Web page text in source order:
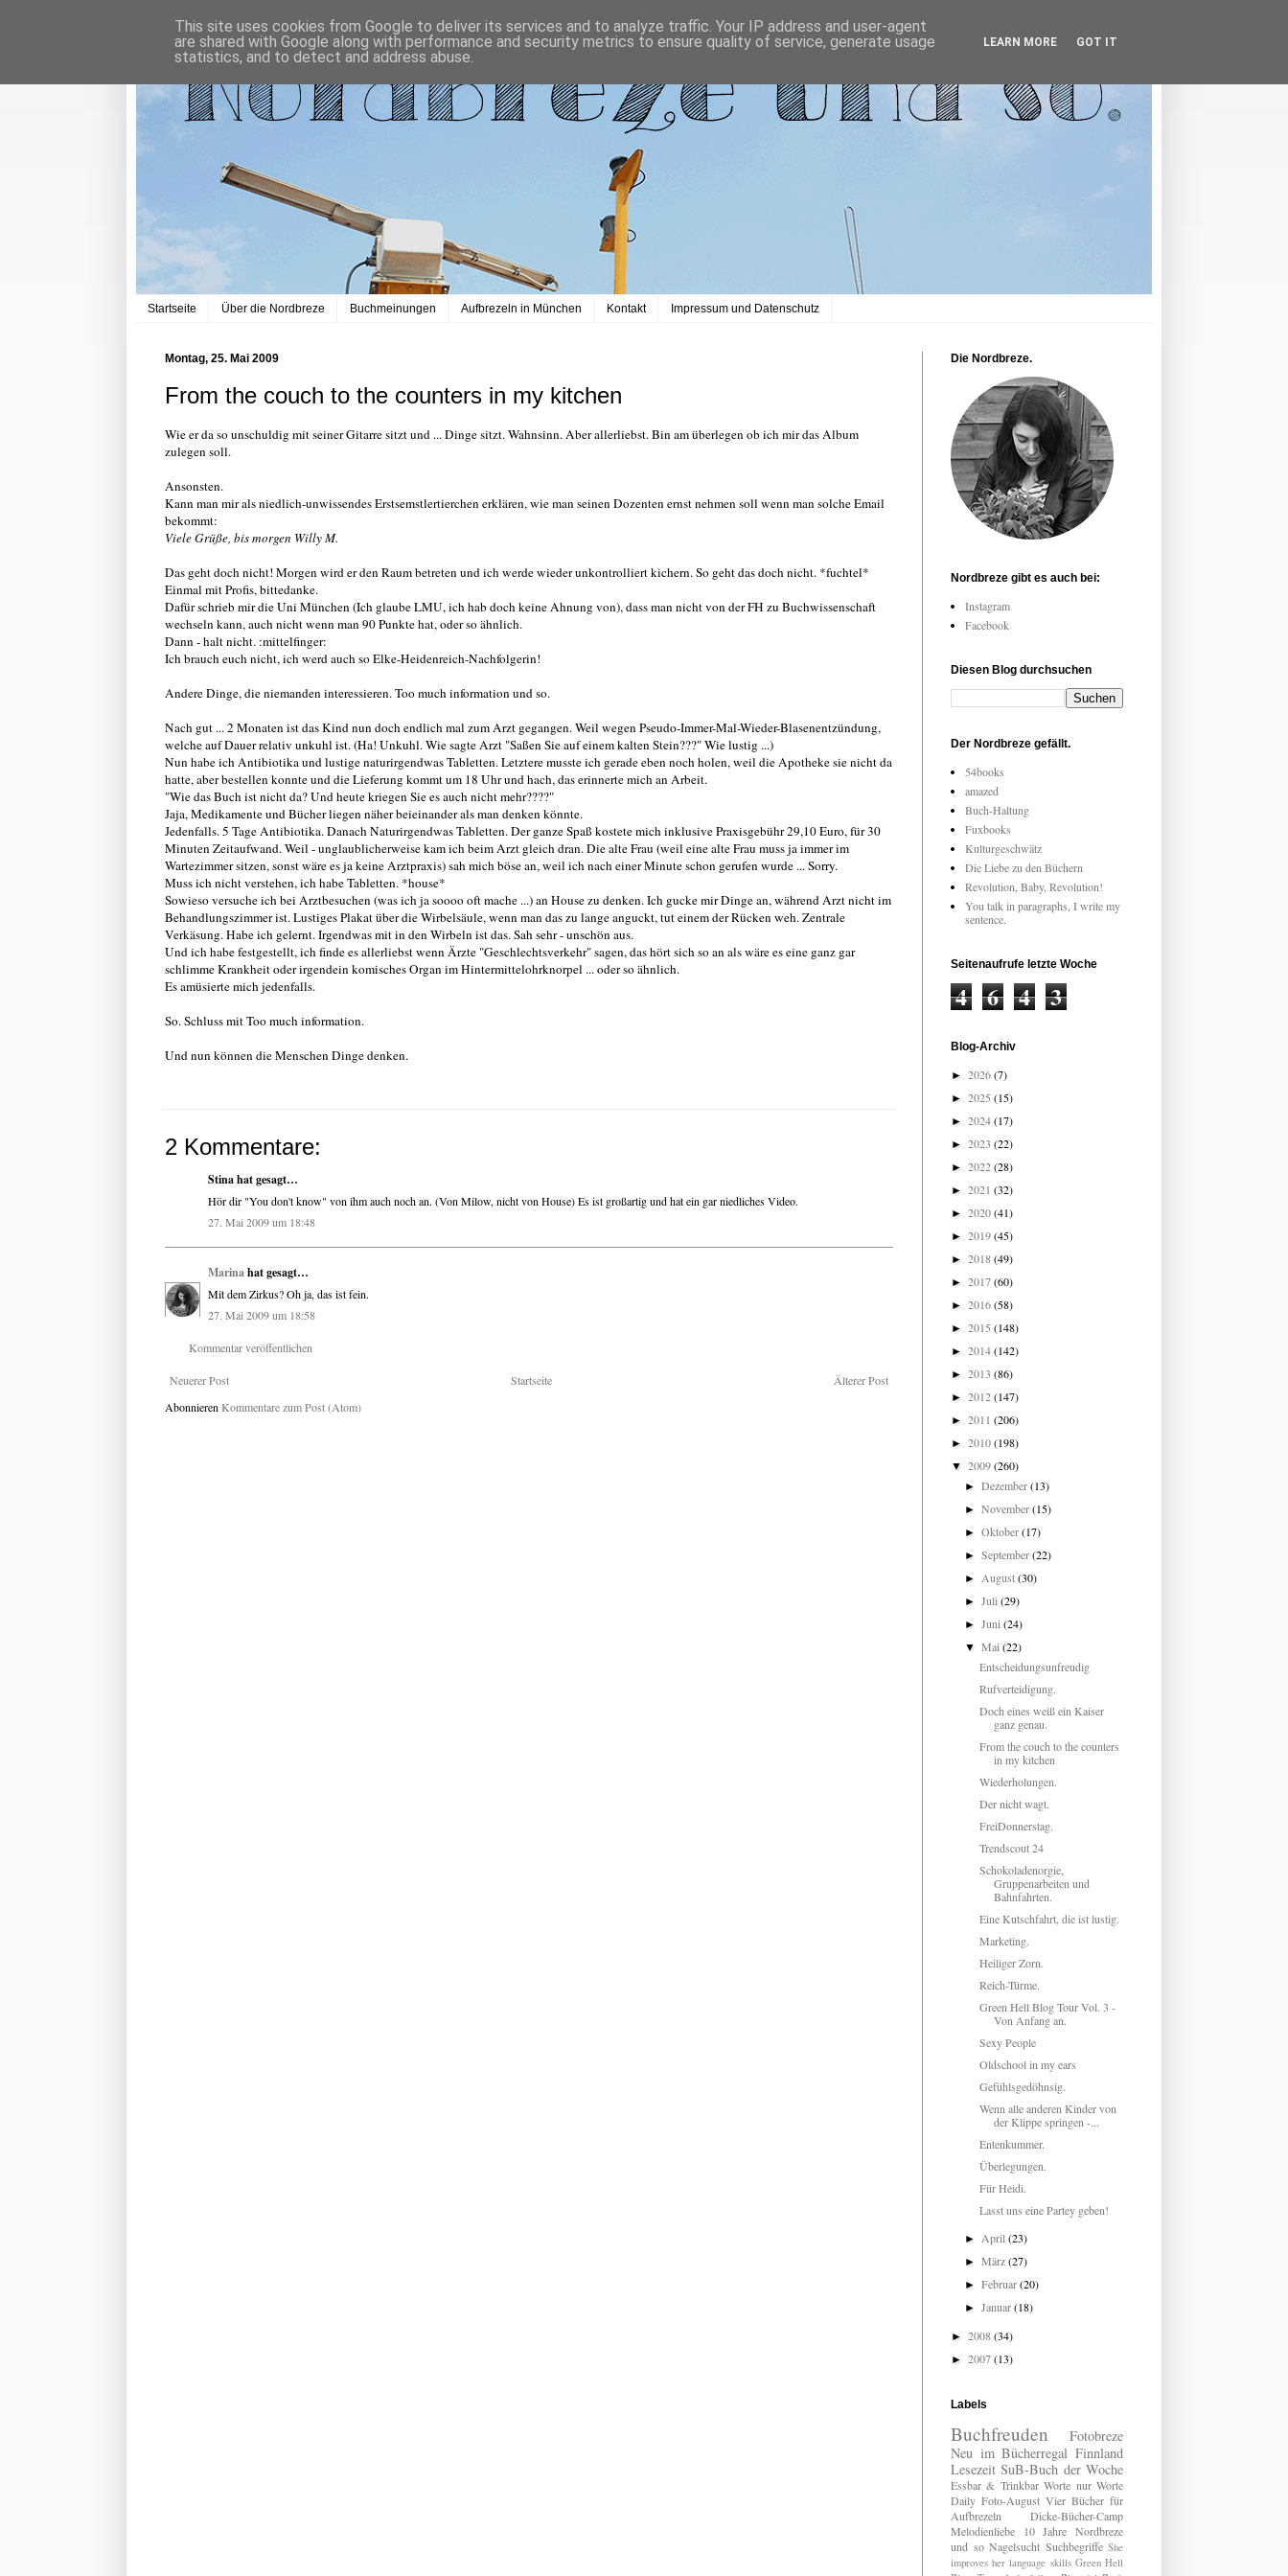
Startseite Über die Nordbreze Buchmeinungen Aufbrezeln in München Kontakt Impressum und Datenschutz
Montag, 25. Mai 2009
From the couch to the counters in my kitchen
Wie er da so unschuldig mit seiner Gitarre sitzt und ... Dinge sitzt. Wahnsinn. Aber allerliebst. Bin am überlegen ob ich mir das Album
zulegen soll.
Ansonsten.
Kann man mir als niedlich-unwissendes Erstsemstlertierchen erklären, wie man seinen Dozenten ernst nehmen soll wenn man solche Email
bekommt:
Viele Grüße, bis morgen Willy M.
Das geht doch nicht! Morgen wird er den Raum betreten und ich werde wieder unkontrolliert kichern. So geht das doch nicht. *fuchtel*
Einmal mit Profis, bittedanke.
Dafür schrieb mir die Uni München (Ich glaube LMU, ich hab doch keine Ahnung von), dass man nicht von der FH zu Buchwissenschaft
wechseln kann, auch nicht wenn man 90 Punkte hat, oder so ähnlich.
Dann - halt nicht. :mittelfinger:
Ich brauch euch nicht, ich werd auch so Elke-Heidenreich-Nachfolgerin!
Andere Dinge, die niemanden interessieren. Too much information und so.
Nach gut ... 2 Monaten ist das Kind nun doch endlich mal zum Arzt gegangen. Weil wegen Pseudo-Immer-Mal-Wieder-Blasenentzündung,
welche auf Dauer relativ unkuhl ist. (Ha! Unkuhl. Wie sagte Arzt "Saßen Sie auf einem kalten Stein???" Wie lustig ...)
Nun habe ich Antibiotika und lustige naturirgendwas Tabletten. Letztere musste ich gerade eben noch holen, weil die Apotheke sie nicht da
hatte, aber bestellen konnte und die Lieferung kommt um 18 Uhr und hach, das erinnerte mich an Arbeit.
"Wie das Buch ist nicht da? Und heute kriegen Sie es auch nicht mehr????"
Jaja, Medikamente und Bücher liegen näher beieinander als man denken könnte.
Jedenfalls. 5 Tage Antibiotika. Danach Naturirgendwas Tabletten. Der ganze Spaß kostete mich inklusive Praxisgebühr 29,10 Euro, für 30
Minuten Zeitaufwand. Weil - unglaublicherweise kam ich beim Arzt gleich dran. Die alte Frau (weil eine alte Frau muss ja immer im
Wartezimmer sitzen, sonst wäre es ja keine Arztpraxis) sah mich böse an, weil ich nach einer Minute schon gerufen wurde ... Sorry.
Muss ich nicht verstehen, ich habe Tabletten. *house*
Sowieso versuche ich bei Arztbesuchen (was ich ja soooo oft mache ...) an House zu denken. Ich gucke mir Dinge an, während Arzt nicht im
Behandlungszimmer ist. Lustiges Plakat über die Wirbelsäule, wenn man das zu lange anguckt, tut einem der Rücken weh. Zentrale
Verkäsung. Habe ich gelernt. Irgendwas mit in den Wirbeln ist das. Sah sehr - unschön aus.
Und ich habe festgestellt, ich finde es allerliebst wenn Ärzte "Geschlechtsverkehr" sagen, das hört sich so an als wäre es eine ganz gar
schlimme Krankheit oder irgendein komisches Organ im Hintermittelohrknorpel ... oder so ähnlich.
Es amüsierte mich jedenfalls.
So. Schluss mit Too much information.
Und nun können die Menschen Dinge denken.
2 Kommentare:
Stina hat gesagt…
Hör dir "You don't know" von ihm auch noch an. (Von Milow, nicht von House) Es ist großartig und hat ein gar niedliches Video.
27. Mai 2009 um 18:48
Marinahat gesagt…
Mit dem Zirkus? Oh ja, das ist fein.
27. Mai 2009 um 18:58
Kommentar veröffentlichen
Neuerer Post Älterer Post
Startseite
Abonnieren Kommentare zum Post (Atom)
Die Nordbreze.
Nordbreze gibt es auch bei:
Instagram
Facebook
Diesen Blog durchsuchen
Der Nordbreze gefällt.
54books
amazed
Buch-Haltung
Fuxbooks
Kulturgeschwätz
Die Liebe zu den Büchern
Revolution, Baby, Revolution!
You talk in paragraphs, I write my
sentence.
Seitenaufrufe letzte Woche
4 6 4 3
Blog-Archiv
► 2026(7)
► 2025 (15)
► 2024(17)
► 2023 (22)
► 2022(28)
► 2021 (32)
► 2020(41)
► 2019(45)
► 2018(49)
► 2017(60)
► 2016(58)
► 2015 (148)
► 2014(142)
► 2013 (86)
► 2012(147)
► 2011 (206)
► 2010(198)
▼ 2009(260)
►Dezember(13)
►November(15)
►Oktober(17)
►September(22)
►August(30)
►Juli(29)
►Juni(24)
▼Mai(22)
Entscheidungsunfreudig
Rufverteidigung.
Doch eines weiß ein Kaiser
ganz genau.
From the couch to the counters
in my kitchen
Wiederholungen.
Der nicht wagt.
FreiDonnerstag.
Trendscout 24
Schokoladenorgie,
Gruppenarbeiten und
Bahnfahrten.
Eine Kutschfahrt, die ist lustig.
Marketing.
Heiliger Zorn.
Reich-Türme.
Green Hell Blog Tour Vol. 3 -
Von Anfang an.
Sexy People
Oldschool in my ears
Gefühlsgedöhnsig.
Wenn alle anderen Kinder von
der Klippe springen -...
Entenkummer.
Überlegungen.
Für Heidi.
Lasst uns eine Partey geben!
►April(23)
►März(27)
►Februar(20)
►Januar(18)
► 2008(34)
► 2007(13)
Labels
Buchfreuden
Fotobreze
Neu im Bücherregal Finnland
Lesezeit SuB-Buch der Woche
Essbar & Trinkbar Worte nur Worte
Daily Foto-August Vier Bücher für
Aufbrezeln
Dicke-Bücher-Camp
Melodienliebe
10 Jahre Nordbreze
und so Nagelsucht Suchbegriffe She
improves her language skills Green Hell
This site uses cookies from Google to deliver its services and to analyze traffic. Your IP address and user-agent
are shared with Google along with performance and security metrics to ensure quality of service, generate usage
statistics, and to detect and address abuse.
LEARN MORE GOT IT